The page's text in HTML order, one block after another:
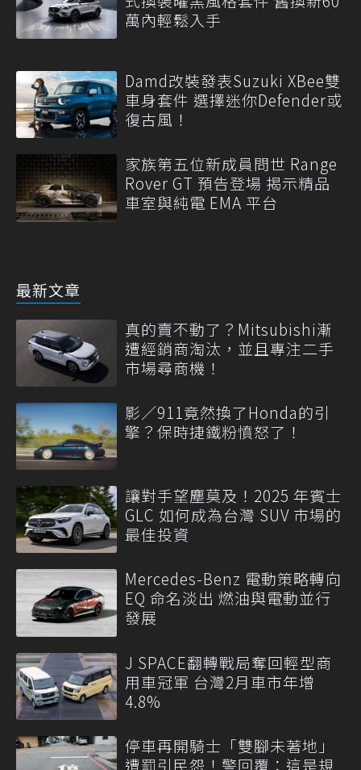
萬內輕鬆入手
Damd改裝發表Suzuki XBee雙
車身套件 選擇迷你Defender或
復古風！
家族第五位新成員問世 Range
Rover GT 預告登場 揭示精品
車室與純電 EMA 平台
最新文章
真的賣不動了？Mitsubishi漸
遭經銷商淘汰，並且專注二手
市場尋商機！
影／911竟然換了Honda的引
擎？保時捷鐵粉憤怒了！
讓對手望塵莫及！2025 年賓士
GLC 如何成為台灣 SUV 市場的
最佳投資
Mercedes-Benz 電動策略轉向
EQ 命名淡出 燃油與電動並行
發展
J SPACE翻轉戰局奪回輕型商
用車冠軍 台灣2月車市年增
4.8%
停車再開騎士「雙腳未著地」
遭罰引民怨！警回覆：這是規